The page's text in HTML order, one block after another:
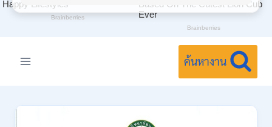
ค้นหางาน